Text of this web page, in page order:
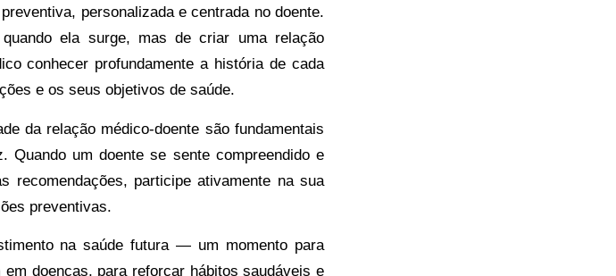
personalizada e centrada no doente.
ela surge, mas de criar uma relação
conhecer profundamente a história de cada
e os seus objetivos de saúde.
da relação médico-doente são fundamentais
Quando um doente se sente compreendido e
recomendações, participe ativamente na sua
preventivas.
na saúde futura — um momento para
doenças, para reforçar hábitos saudáveis e